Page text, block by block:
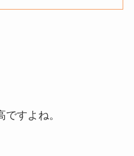
すよね。